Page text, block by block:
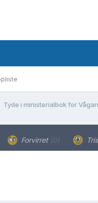
Tyde i ministerialbok for
Forvirret (0)